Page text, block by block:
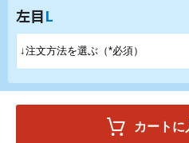
左目L